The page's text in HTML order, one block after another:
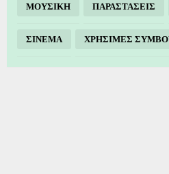
ΜΟΥΣΙΚΗ ΠΑΡΑΣΤΑΣΕΙΣ
ΣΙΝΕΜΑ ΧΡΗΣΙΜΕΣ